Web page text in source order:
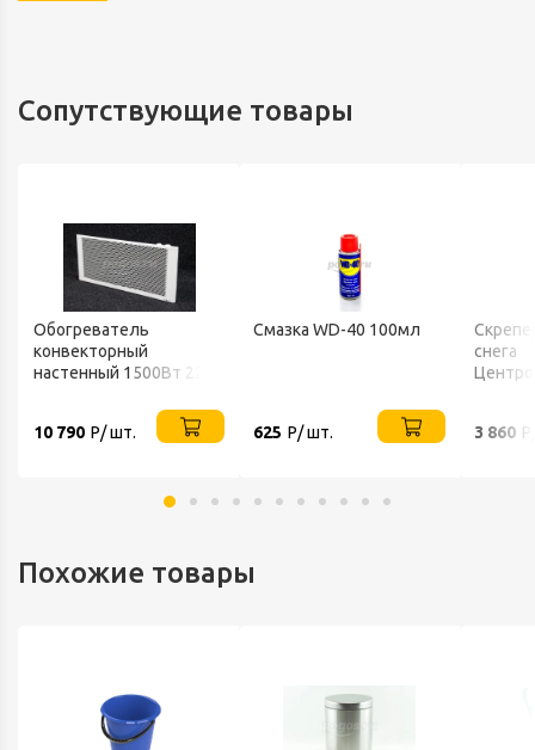
Сопутствующие товары
Обогреватель
конвекторный
настенный 1500Вт 220В
10 790 Р/ шт.
Смазка WD-40 100мл
625 Р/ шт.
снега
3 860
Похожие товары